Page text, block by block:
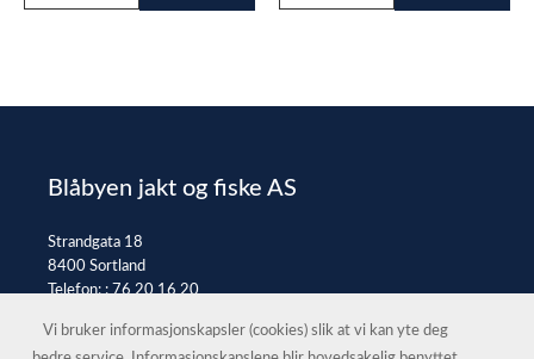
Blåbyen jakt og fiske AS
Strandgata 18
8400 Sortland
Telefon: :76 20 16 20
Vi bruker informasjonskapsler (cookies) slik at vi kan yte deg